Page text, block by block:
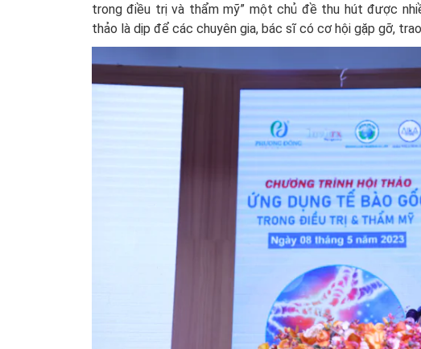
trong điều trị và thẩm mỹ” một chủ đề thu hút được
thảo là dịp để các chuyên gia, bác sĩ có cơ hội gặp gỡ,